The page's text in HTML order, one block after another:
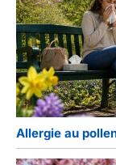
Allergie au